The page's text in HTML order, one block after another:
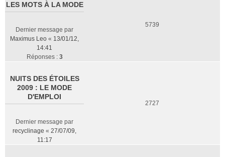
LES MOTS À LA MODE
Dernier message par
Maximus Leo « 13/01/12,
14:41
Réponses : 3
5739
NUITS DES ÉTOILES
2009 : LE MODE
D'EMPLOI
Dernier message par
recyclinage « 27/07/09,
11:17
2727